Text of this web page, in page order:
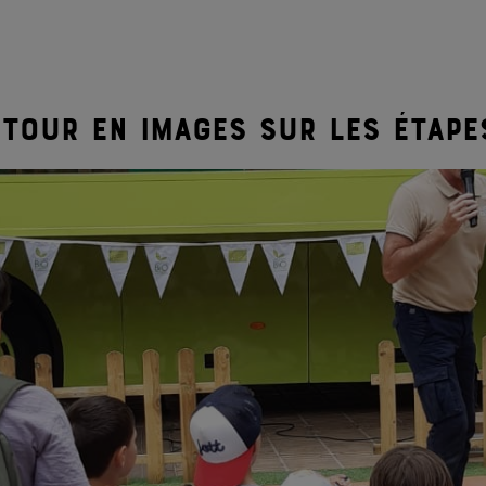
en images sur les